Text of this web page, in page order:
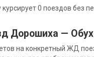
0 поездов без
Дорошиха —
на конкретный ЖД